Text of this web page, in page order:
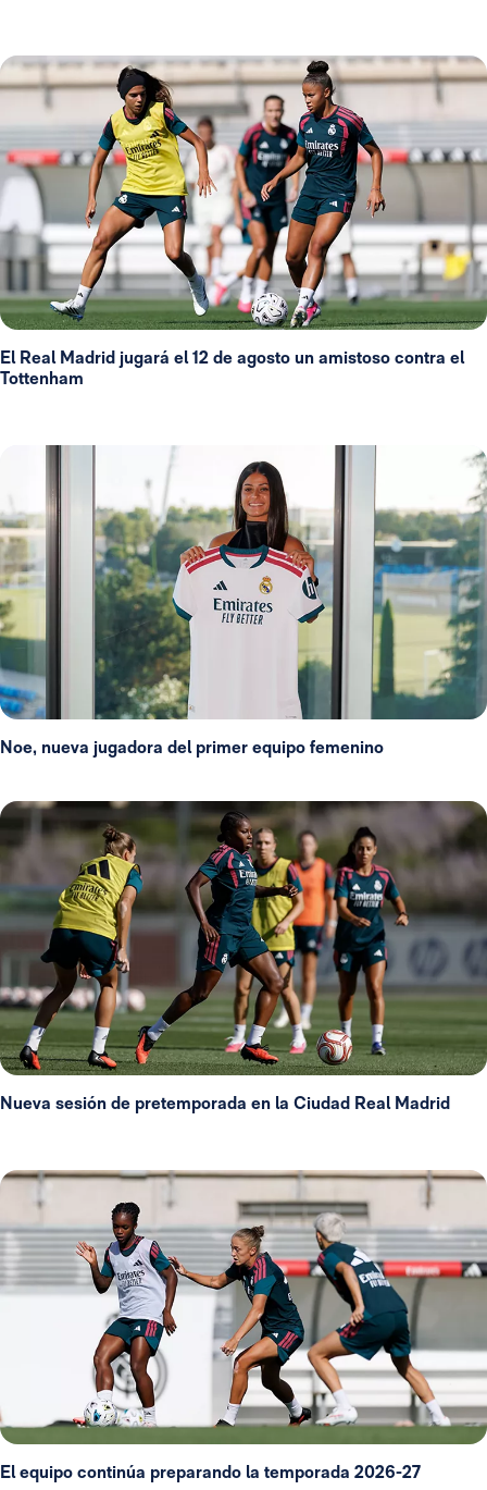
El Real Madrid jugará el 12 de agosto un amistoso contra el
Tottenham
Noe, nueva jugadora del primer equipo femenino
Nueva sesión de pretemporada en la Ciudad Real Madrid
El equipo continúa preparando la temporada 2026-27